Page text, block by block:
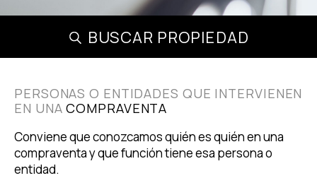
BUSCAR PROPIEDAD
PERSONAS O ENTIDADES QUE INTERVIENEN
EN UNACOMPRAVENTA
Conviene que conozcamos quién es quién en una
compraventa y que función tiene esa persona o
entidad.